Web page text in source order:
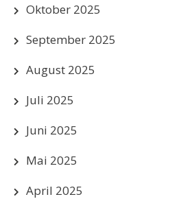
Oktober 2025
September 2025
August 2025
Juli 2025
Juni 2025
Mai 2025
April 2025